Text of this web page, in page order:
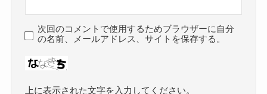
次回のコメントで使用するためブラウザーに自分
の名前、メールアドレス、サイトを保存する。
上に表示された文字を入力してください。